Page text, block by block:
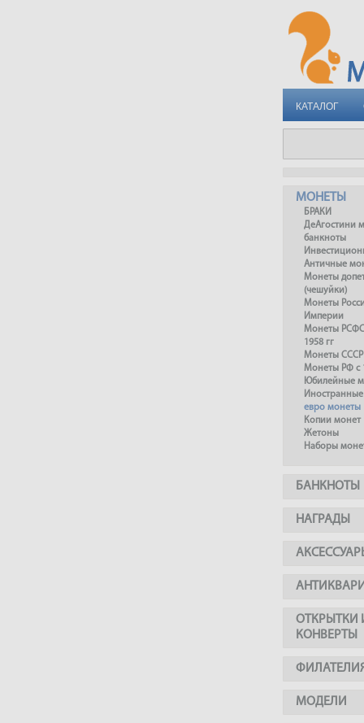
КАТАЛОГ
МОНЕТЫ
БРАКИ
ДеАгостини
банкноты
Античные
Монеты
(чешуйки)
Монеты
Империи
Монеты
1958 гг
Монеты СССР
Монеты РФ с
Юбилейные
евро монеты
Копии монет
Жетоны
Наборы
БАНКНОТЫ
НАГРАДЫ
ОТКРЫТКИ
КОНВЕРТЫ
МОДЕЛИ